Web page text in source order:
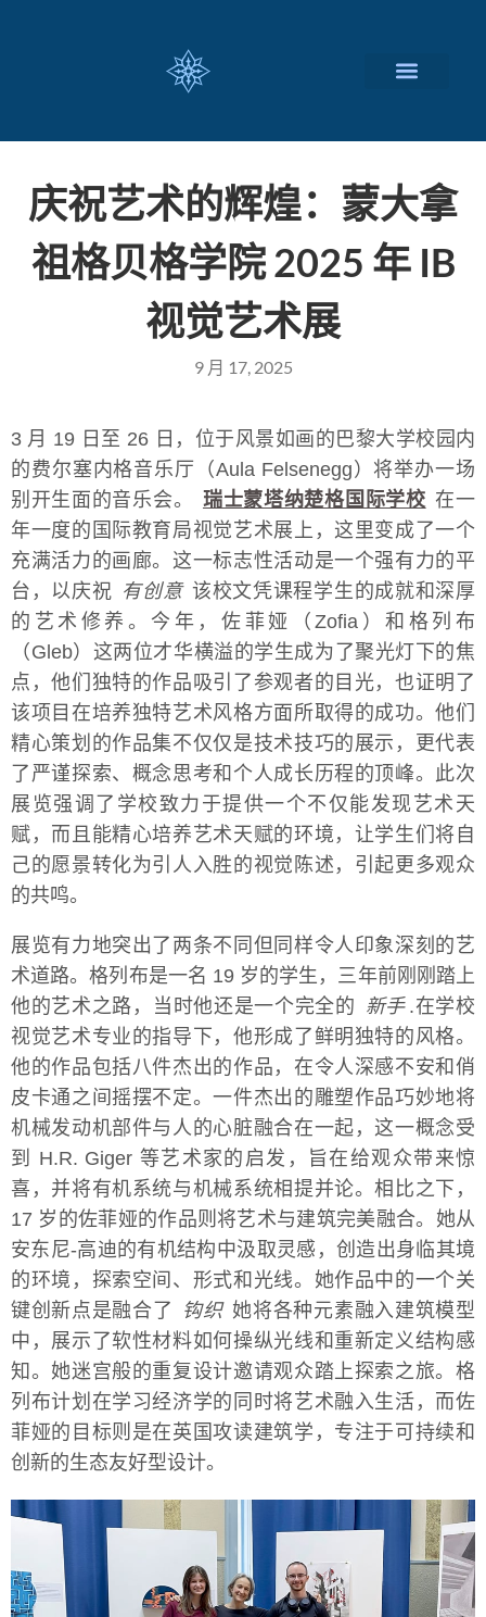
庆祝艺术的辉煌：蒙大拿
祖格贝格学院 2025 年 IB
视觉艺术展
9 月 17, 2025
3 月 19 日至 26 日，位于风景如画的巴黎大学校园内
的费尔塞内格音乐厅（Aula Felsenegg）将举办一场
别开生面的音乐会。
瑞士蒙塔纳楚格国际学校 在一
年一度的国际教育局视觉艺术展上，这里变成了一个
充满活力的画廊。这一标志性活动是一个强有力的平
台，以庆祝 有创意 该校文凭课程学生的成就和深厚
的艺术修养。今年，佐菲娅（Zofia）和格列布
（Gleb）这两位才华横溢的学生成为了聚光灯下的焦
点，他们独特的作品吸引了参观者的目光，也证明了
该项目在培养独特艺术风格方面所取得的成功。他们
精心策划的作品集不仅仅是技术技巧的展示，更代表
了严谨探索、概念思考和个人成长历程的顶峰。此次
展览强调了学校致力于提供一个不仅能发现艺术天
赋，而且能精心培养艺术天赋的环境，让学生们将自
己的愿景转化为引人入胜的视觉陈述，引起更多观众
的共鸣。
展览有力地突出了两条不同但同样令人印象深刻的艺
术道路。格列布是一名 19 岁的学生，三年前刚刚踏上
他的艺术之路，当时他还是一个完全的 新手 .在学校
视觉艺术专业的指导下，他形成了鲜明独特的风格。
他的作品包括八件杰出的作品，在令人深感不安和俏
皮卡通之间摇摆不定。一件杰出的雕塑作品巧妙地将
机械发动机部件与人的心脏融合在一起，这一概念受
到 H.R. Giger 等艺术家的启发，旨在给观众带来惊
喜，并将有机系统与机械系统相提并论。相比之下，
17 岁的佐菲娅的作品则将艺术与建筑完美融合。她从
安东尼-高迪的有机结构中汲取灵感，创造出身临其境
的环境，探索空间、形式和光线。她作品中的一个关
键创新点是融合了
钩织 她将各种元素融入建筑模型
中，展示了软性材料如何操纵光线和重新定义结构感
知。她迷宫般的重复设计邀请观众踏上探索之旅。格
列布计划在学习经济学的同时将艺术融入生活，而佐
菲娅的目标则是在英国攻读建筑学，专注于可持续和
创新的生态友好型设计。